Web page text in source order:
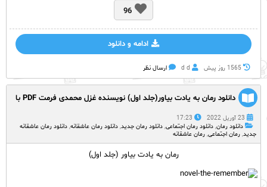
96
ادامه و دانلود
1565 روز پيش d d ارسال نظر
دانلود رمان به یادت بیاور(جلد اول) نویسنده غزل محمدی فرمت PDF با
23 آوریل 2022
17:23
دانلود رمان, دانلود رمان اجتماعی, دانلود رمان جدید, دانلود رمان عاشقانه, دانلود رمان عاشقانه
جدید, رمان اجتماعی, رمان عاشقانه
رمان به یادت بیاور (جلد اول)